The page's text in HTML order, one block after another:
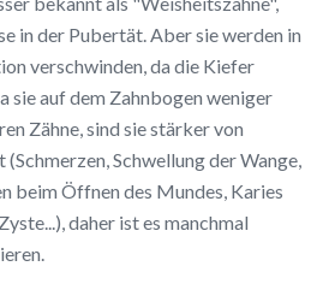
in der Pubertät. Aber sie werden in
verschwinden, da die Kiefer
sie auf dem Zahnbogen weniger
Zähne, sind sie stärker von
Schwellung der Wange,
beim Öffnen des Mundes, Karies
daher ist es manchmal